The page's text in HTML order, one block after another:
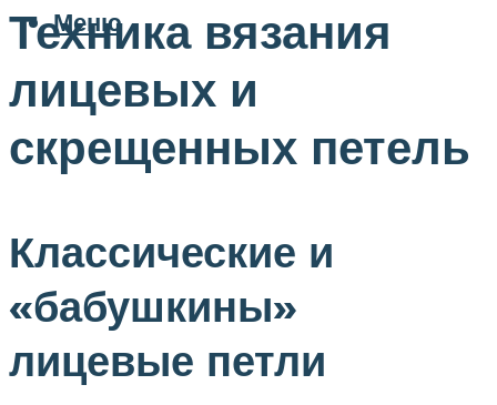
Меню
Техника вязания
лицевых и
скрещенных петель
Классические и
«бабушкины»
лицевые петли